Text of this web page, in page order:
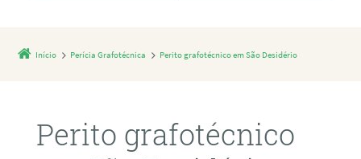
Início Perícia Grafotécnica Perito grafotécnico em São Desidério
Perito grafotécnico